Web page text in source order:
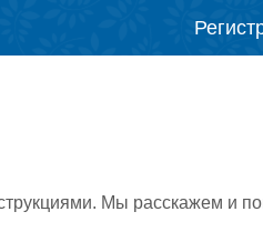
Мы расскажем и